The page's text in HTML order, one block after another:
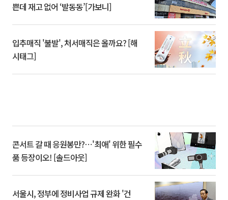
쁜데 재고 없어 ‘발동동’[가보니]
입추매직 '불발', 처서매직은 올까요? [해
시태그]
콘서트 갈 때 응원봉만?⋯'최애' 위한 필수
품 등장이오! [솔드아웃]
서울시, 정부에 정비사업 규제 완화 '건